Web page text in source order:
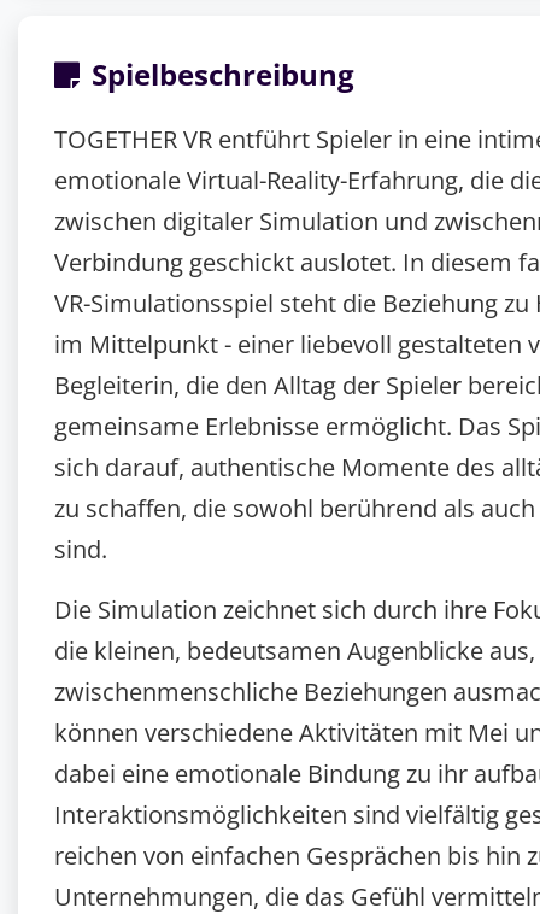
Spielbeschreibung
TOGETHER VR entführt Spieler in eine
emotionale Virtual-Reality-Erfahrung, die
zwischen digitaler Simulation und
Verbindung geschickt auslotet. In diesem
VR-Simulationsspiel steht die Beziehung
im Mittelpunkt - einer liebevoll gestalteten
Begleiterin, die den Alltag der Spieler
gemeinsame Erlebnisse ermöglicht. Das
sich darauf, authentische Momente des
zu schaffen, die sowohl berührend als
sind.
Die Simulation zeichnet sich durch ihre
die kleinen, bedeutsamen Augenblicke
zwischenmenschliche Beziehungen
können verschiedene Aktivitäten mit Mei
dabei eine emotionale Bindung zu ihr
Interaktionsmöglichkeiten sind vielfältig
reichen von einfachen Gesprächen bis hin
Unternehmungen, die das Gefühl